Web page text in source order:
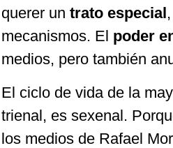
querer un trato especial
mecanismos. El poder
medios, pero también
El ciclo de vida de la
trienal, es sexenal.
los medios de Rafael